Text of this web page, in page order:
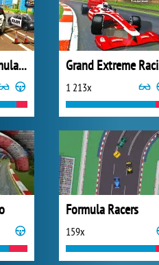
Grand Vegas Simulator
1 213x
Formula Racers
159x